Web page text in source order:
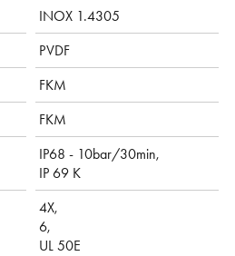
INOX 1.4305
PVDF
FKM
FKM
IP68 - 10bar/30min,
IP 69 K
4X,
6,
UL 50E